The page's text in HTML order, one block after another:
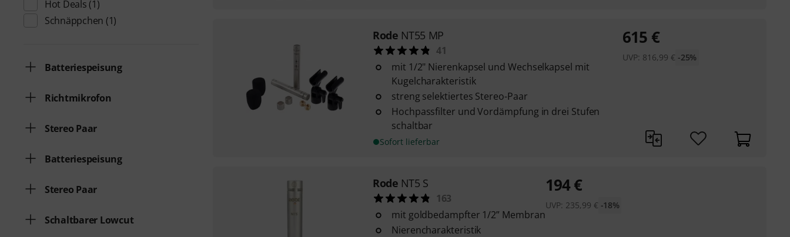
Hot Deals (1)
Schnäppchen (1)
Batteriespeisung
Richtmikrofon
Stereo Paar
Batteriespeisung
Stereo Paar
Schaltbarer Lowcut
Rode NT55 MP
41
mit 1/2" Nierenkapsel und Wechselkapsel mit
Kugelcharakteristik
streng selektiertes Stereo-Paar
Hochpassfilter und Vordämpfung in drei Stufen
schaltbar
Sofort lieferbar
615 €
UVP: 816,99 € -25%
Rode NT5 S
163
mit goldbedampfter 1/2” Membran
Nierencharakteristik
194€
UVP: 235,99 € -18%